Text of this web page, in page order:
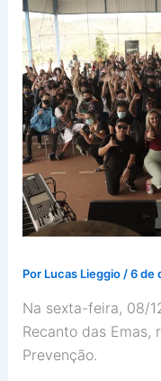
Por Lucas Lieggio /6 de
Na sexta-feira, 08/
Recanto das Emas,
Prevenção.